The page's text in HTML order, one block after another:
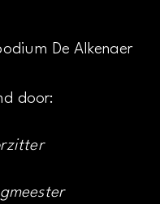
De Alkenaer
door: